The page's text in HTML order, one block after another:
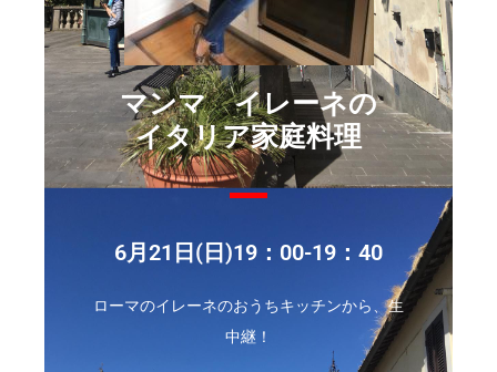
マンマ イレーネの
イタリア家庭料理
6月21日(日)19：00-19：40
ローマのイレーネのおうちキッチンから、生
中継！